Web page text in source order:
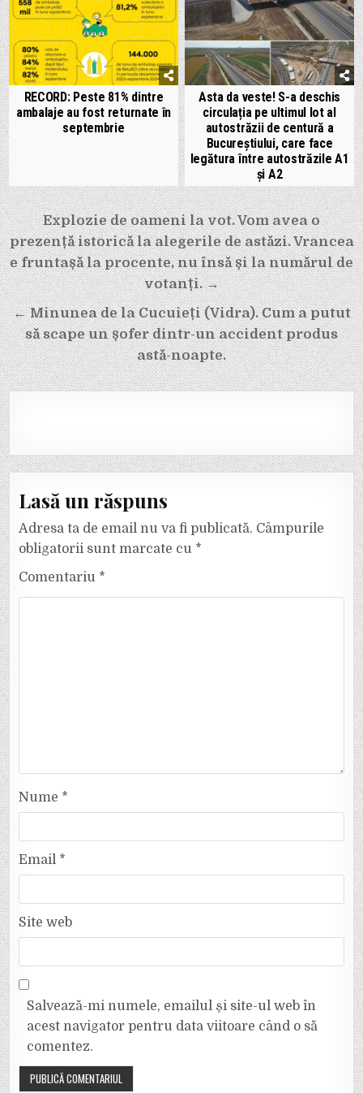
RECORD: Peste 81% dintre
ambalaje au fost returnate în
septembrie
Asta da veste! S-a deschis
circulația pe ultimul lot al
autostrăzii de centură a
Bucureștiului, care face
legătura între autostrăzile A1
și A2
Navigare
în
articole
Explozie de oameni la vot. Vom avea o
prezență istorică la alegerile de astăzi. Vrancea
e fruntașă la procente, nu însă și la numărul de
votanți. →
← Minunea de la Cucuieți (Vidra). Cum a putut
să scape un șofer dintr-un accident produs
astă-noapte.
Lasă un răspuns
Adresa ta de email nu va fi publicată. Câmpurile
obligatorii sunt marcate cu *
Comentariu *
Nume *
Email *
Site web
Salvează-mi numele, emailul și site-ul web în
acest navigator pentru data viitoare când o să
comentez.